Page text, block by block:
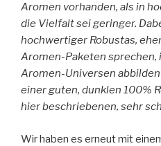
Aromen vorhanden, als in
die Vielfalt sei geringer.
hochwertiger Robustas,
Aromen-Paketen sprechen,
Aromen-Universen
einer guten, dunklen 100%
hier beschriebenen, sehr
Wir haben es erneut mit